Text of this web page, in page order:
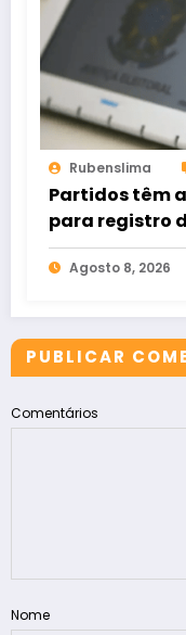
Rubenslima
Partidos têm
para registro
tribunais
Agosto 8, 2026
PUBLICAR
Comentários
Nome